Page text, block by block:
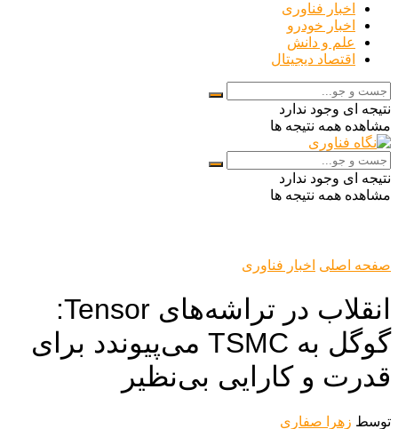
اخبار فناوری
اخبار خودرو
علم و دانش
اقتصاد دیجیتال
نتیجه ای وجود ندارد
مشاهده همه نتیجه ها
نتیجه ای وجود ندارد
مشاهده همه نتیجه ها
صفحه اصلی اخبار فناوری
انقلاب در تراشه‌های Tensor:
گوگل به TSMC می‌پیوندد برای
قدرت و کارایی بی‌نظیر
توسط زهرا صفاری